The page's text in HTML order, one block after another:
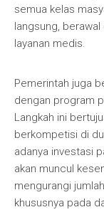
semua kelas
langsung,
layanan medis.
Pemerintah juga
dengan program
Langkah ini
berkompetisi di
adanya investasi
akan muncul
mengurangi
khususnya pada